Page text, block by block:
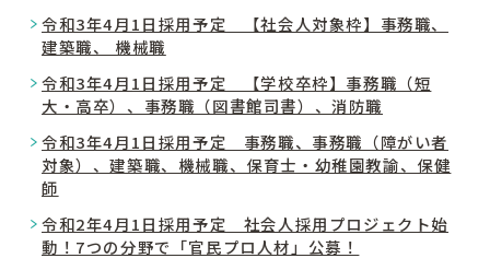
令和3年4月1日採用予定 【社会人対象枠】事務職、
建築職、 機械職
令和3年4月1日採用予定 【学校卒枠】事務職（短
大・高卒）、事務職（図書館司書）、消防職
令和3年4月1日採用予定 事務職、事務職（障がい者
対象）、建築職、機械職、保育士・幼稚園教諭、保健
師
令和2年4月1日採用予定 社会人採用プロジェクト始
動！7つの分野で「官民プロ人材」公募！